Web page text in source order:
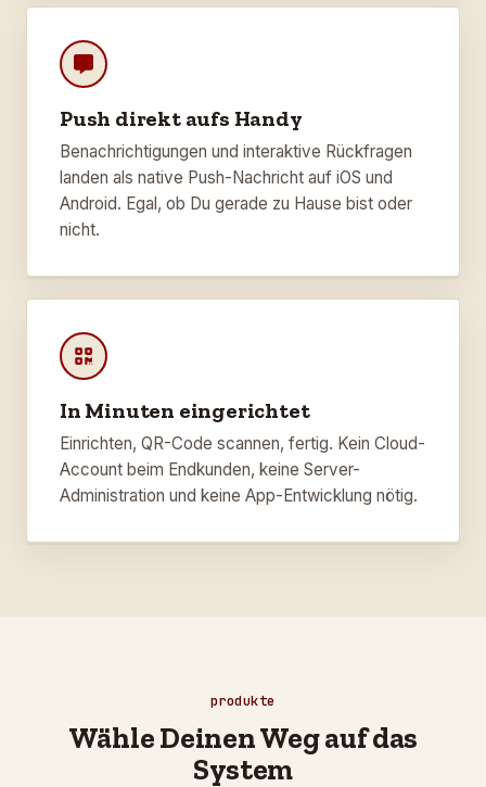
Push direkt aufs Handy
Benachrichtigungen und interaktive Rückfragen
landen als native Push-Nachricht auf iOS und
Android. Egal, ob Du gerade zu Hause bist oder
nicht.
In Minuten eingerichtet
Einrichten, QR-Code scannen, fertig. Kein Cloud-
Account beim Endkunden, keine Server-
Administration und keine App-Entwicklung nötig.
produkte
Wähle Deinen Weg auf das
System